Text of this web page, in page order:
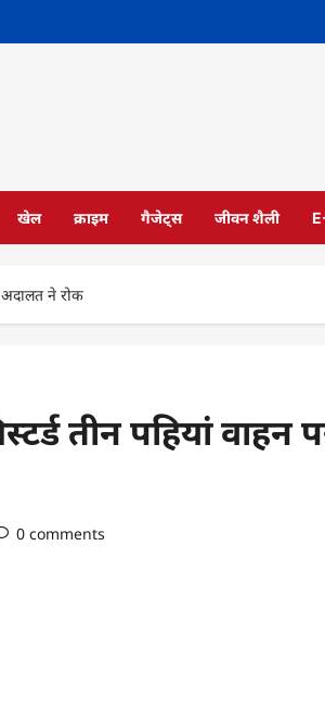
खेल क्राइम गैजेट्स जीवन शैली
अदालत ने रोक
तीन पहियां वाहन
0 comments